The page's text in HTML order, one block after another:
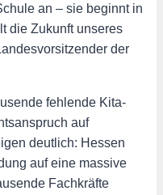
an – sie beginnt in
die Zukunft unseres
der
fehlende Kita-
auf
deutlich: Hessen
auf eine massive
Fachkräfte